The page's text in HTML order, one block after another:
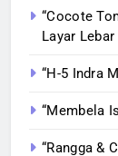
“Cocote
Layar Lebar
“H-5 Indra
“Membela
“Rangga &